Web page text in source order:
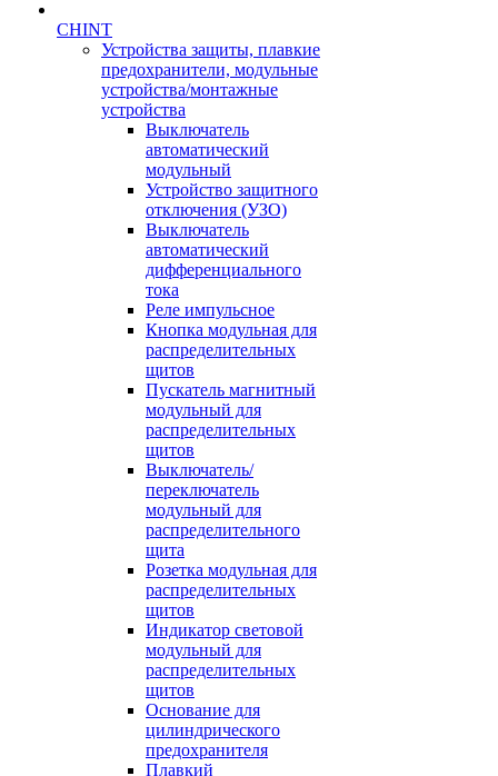
CHINT
Устройства защиты, плавкие
предохранители, модульные
устройства/монтажные
устройства
Выключатель
автоматический
модульный
Устройство защитного
отключения (УЗО)
Выключатель
автоматический
дифференциального
тока
Реле импульсное
Кнопка модульная для
распределительных
щитов
Пускатель магнитный
модульный для
распределительных
щитов
Выключатель/
переключатель
модульный для
распределительного
щита
Розетка модульная для
распределительных
щитов
Индикатор световой
модульный для
распределительных
щитов
Основание для
цилиндрического
предохранителя
Плавкий